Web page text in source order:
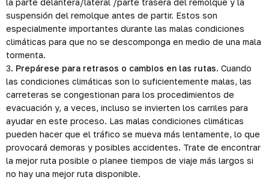
la parte delantera/lateral /parte trasera del remolque y la
suspensión del remolque antes de partir. Estos son
especialmente importantes durante las malas condiciones
climáticas para que no se descomponga en medio de una mala
tormenta.
3. Prepárese para retrasos o cambios en las rutas. Cuando
las condiciones climáticas son lo suficientemente malas, las
carreteras se congestionan para los procedimientos de
evacuación y, a veces, incluso se invierten los carriles para
ayudar en este proceso. Las malas condiciones climáticas
pueden hacer que el tráfico se mueva más lentamente, lo que
provocará demoras y posibles accidentes. Trate de encontrar
la mejor ruta posible o planee tiempos de viaje más largos si
no hay una mejor ruta disponible.